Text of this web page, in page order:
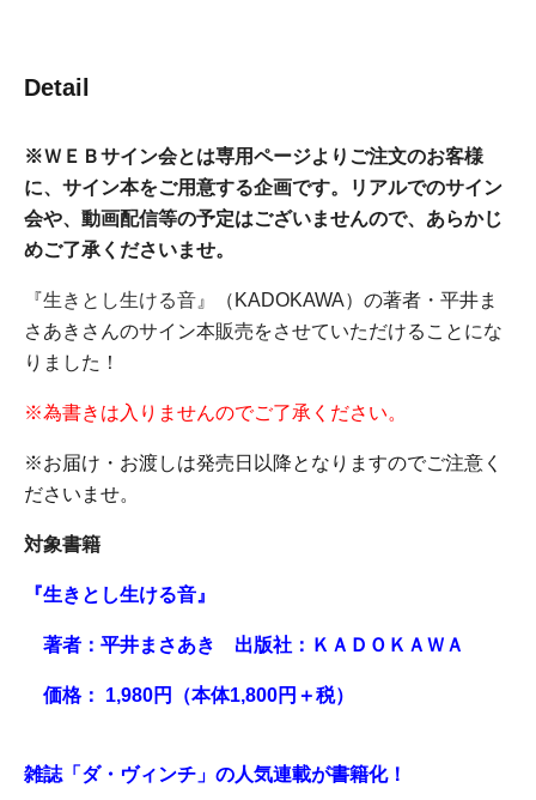
Detail
※ＷＥＢサイン会とは専用ページよりご注文のお客様
に、サイン本をご用意する企画です。リアルでのサイン
会や、動画配信等の予定はございませんので、あらかじ
めご了承くださいませ。
『生きとし生ける音 』（KADOKAWA）の著者・平井ま
さあき さんのサイン本販売をさせていただけることにな
りました！
※為書きは入りませんのでご了承ください。
※お届け・お渡しは発売日以降となりますのでご注意く
ださいませ。
対象書籍
『生きとし生ける音』
著者：平井まさあき 出版社：ＫＡＤＯＫＡＷＡ
価格： 1,980円（本体1,800円＋税）
雑誌「ダ・ヴィンチ」の人気連載が書籍化！